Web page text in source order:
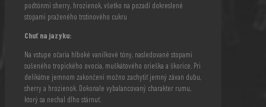
podtónmi sherry, hrozienok, všetko na pozadí dokreslené
stopami praženého trstinového cukru
Chuť na jazyku:
Na vstupe očaria hlboké vanilkové tóny, nasledované stopami
sušeného tropického ovocia, muškátového orieška a škorice. Pri
delikátne jemnom zakončení možno zachytiť jemný závan dubu,
sherry a hrozienok. Dokonale vybalancovaný charakter rumu,
ktorý sa nechal dlho stárnuť.